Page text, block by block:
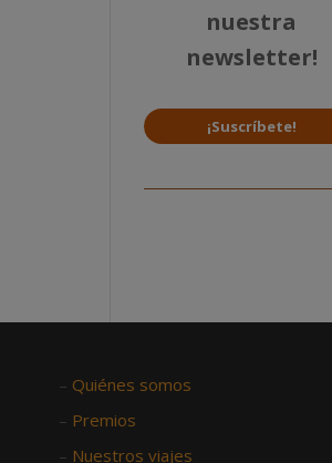
nuestra
newsletter!
¡Suscríbete!
– Quiénes somos
– Premios
– Nuestros viajes